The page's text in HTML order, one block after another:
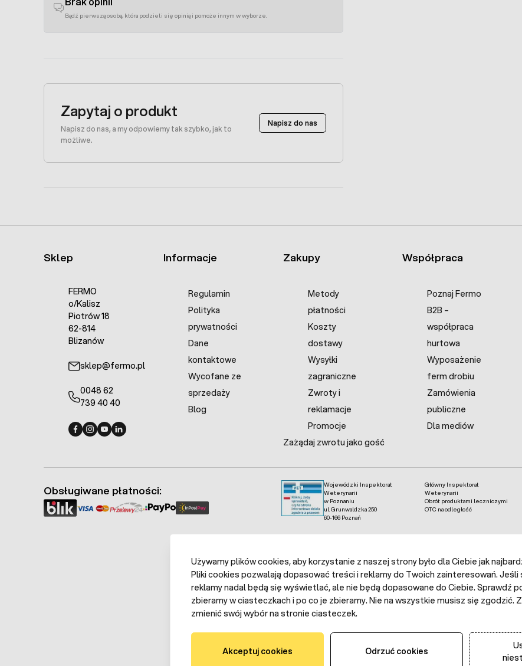
Bądź pierwszą osobą, która podzieli się opinią i pomoże innym w wyborze.
Zapytaj o produkt
Napisz do nas, a my odpowiemy tak szybko, jak to
możliwe.
Napisz do nas
Sklep
FERMO
o/Kalisz
Piotrów 18
62-814
Blizanów
sklep@fermo.pl
0048 62
739 40 40
Informacje
Regulamin
Polityka
prywatności
Dane
kontaktowe
Wycofane ze
sprzedaży
Blog
Zakupy
Metody
płatności
Koszty
dostawy
Wysyłki
zagraniczne
Zwroty i
reklamacje
Promocje
Zażądaj zwrotu jako gość
Współpraca
Poznaj Fermo
B2B –
współpraca
hurtowa
Wyposażenie
ferm drobiu
Zamówienia
publiczne
Dla mediów
Wojewódzki Inspektorat
Weterynarii
w Poznaniu
ul. Grunwaldzka 250
60-166 Poznań
Główny Inspektorat
Weterynarii
Obrót produktami leczniczymi
OTC na odległość
Obsługiwane płatności:
Używamy plików cookies, aby korzystanie z naszej strony było dla Ciebie jak
Pliki cookies pozwalają dopasować treści i reklamy do Twoich zainteresowań. Jeśli
reklamy nadal będą się wyświetlać, ale nie będą dopasowane do Ciebie. Sprawdź
zbieramy w ciasteczkach i po co je zbieramy. Nie na wszystkie musisz się zgodzić.
zmienić swój wybór na stronie ciasteczek.
Akceptuj cookies Odrzuć cookies